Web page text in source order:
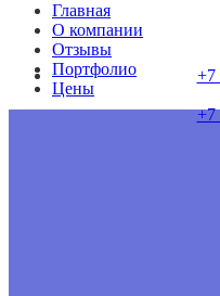
Главная
О компании
Отзывы
Портфолио
Цены
+7
+7